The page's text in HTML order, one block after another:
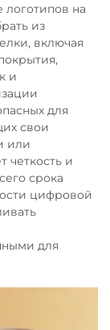
логотипов на
из
включая
и
для
свои
или
четкость и
срока
цифровой
для